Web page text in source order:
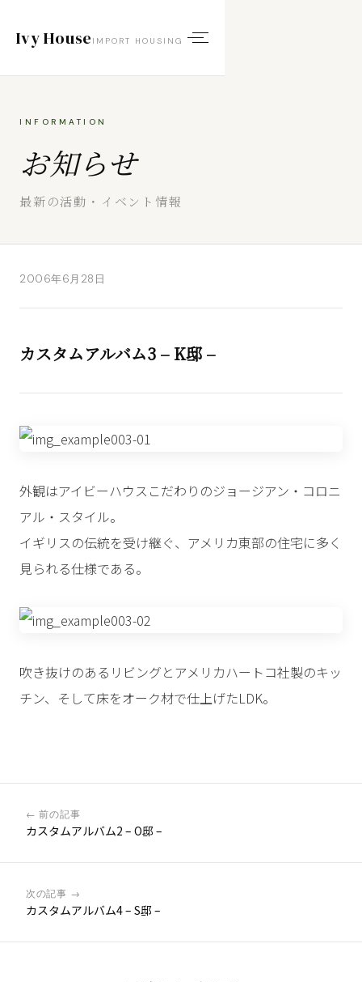
Ivy House IMPORT HOUSING
INFORMATION
お知らせ
最新の活動・イベント情報
2006年6月28日
カスタムアルバム3 – K邸 –
外観はアイビーハウスこだわりのジョージアン・コロニ
アル・スタイル。
イギリスの伝統を受け継ぐ、アメリカ東部の住宅に多く
見られる仕様である。
吹き抜けのあるリビングとアメリカハートコ社製のキッ
チン、そして床をオーク材で仕上げたLDK。
← 前の記事
カスタムアルバム2 – O邸 –
次の記事 →
カスタムアルバム4 – S邸 –